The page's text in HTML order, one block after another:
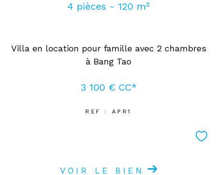
4 pièces - 120 m²
Villa en location pour famille avec 2 chambres
à Bang Tao
3 100 € CC*
REF : APR1
VOIR LE BIEN